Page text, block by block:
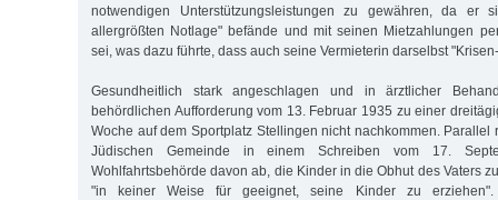
notwendigen Unterstützungsleistungen zu gewähren, da er
allergrößten Notlage" befände und mit seinen Mietzahlungen
sei, was dazu führte, dass auch seine Vermieterin darselbst
Gesundheitlich stark angeschlagen und in ärztlicher
behördlichen Aufforderung vom 13. Februar 1935 zu einer
Woche auf dem Sportplatz Stellingen nicht nachkommen. Parallel
Jüdischen Gemeinde in einem Schreiben vom 17.
Wohlfahrtsbehörde davon ab, die Kinder in die Obhut des Vaters
"in keiner Weise für geeignet, seine Kinder zu